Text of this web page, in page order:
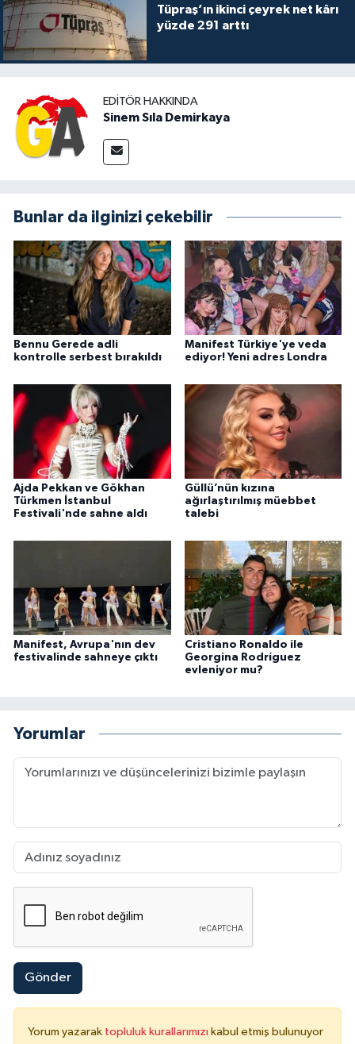
Tüpraş’ın ikinci çeyrek net kârı
yüzde 291 arttı
EDITÖR HAKKINDA
Sinem Sıla Demirkaya
Bunlar da ilginizi çekebilir
Bennu Gerede adli
kontrolle serbest bırakıldı
Manifest Türkiye'ye veda
ediyor! Yeni adres Londra
Ajda Pekkan ve Gökhan
Türkmen İstanbul
Festivali'nde sahne aldı
Güllü’nün kızına
ağırlaştırılmış müebbet
talebi
Manifest, Avrupa'nın dev
festivalinde sahneye çıktı
Cristiano Ronaldo ile
Georgina Rodríguez
evleniyor mu?
Yorumlar
Gönder
Yorum yazarak topluluk kurallarımızı kabul etmiş bulunuyor